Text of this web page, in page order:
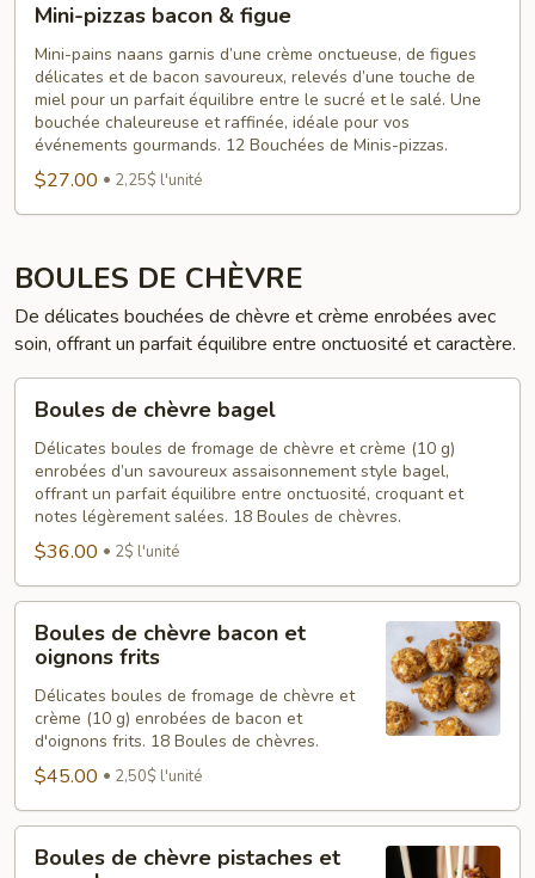
pizzas
bacon
figue
Mini-pizzas bacon & figue
Mini-pains naans garnis d’une crème onctueuse, de figues
délicates et de bacon savoureux, relevés d’une touche de
miel pour un parfait équilibre entre le sucré et le salé. Une
bouchée chaleureuse et raffinée, idéale pour vos
événements gourmands. 12 Bouchées de Minis-pizzas.
$27.00 2,25$ l'unité
BOULES DE CHÈVRE
De délicates bouchées de chèvre et crème enrobées avec
soin, offrant un parfait équilibre entre onctuosité et caractère.
chèvre
bagel
Boules de chèvre bagel
Délicates boules de fromage de chèvre et crème (10 g)
enrobées d’un savoureux assaisonnement style bagel,
offrant un parfait équilibre entre onctuosité, croquant et
notes légèrement salées. 18 Boules de chèvres.
$36.00 2$ l'unité
chèvre
bacon
oignons
frits
Boules de chèvre bacon et
oignons frits
Délicates boules de fromage de chèvre et
crème (10 g) enrobées de bacon et
d'oignons frits. 18 Boules de chèvres.
$45.00 2,50$ l'unité
Boules de chèvre pistaches et